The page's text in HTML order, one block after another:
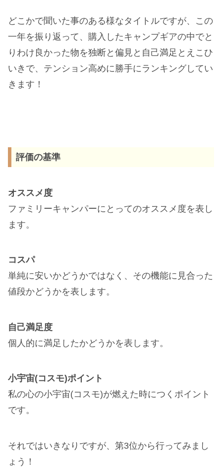
どこかで聞いた事のある様なタイトルですが、この
一年を振り返って、購入したキャンプギアの中でと
りわけ良かった物を独断と偏見と自己満足とえこひ
いきで、テンション高めに勝手にランキングしてい
きます！
評価の基準
オススメ度
ファミリーキャンパーにとってのオススメ度を表し
ます。
コスパ
単純に安いかどうかではなく、その機能に見合った
値段かどうかを表します。
自己満足度
個人的に満足したかどうかを表します。
小宇宙(コスモ)ポイント
私の心の小宇宙(コスモ)が燃えた時につくポイント
です。
それではいきなりですが、第3位から行ってみまし
ょう！